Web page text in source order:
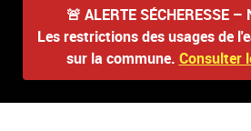
🚨 ALERTE SÉCHERESSE –
Les restrictions des usages de
sur la commune. Consulter